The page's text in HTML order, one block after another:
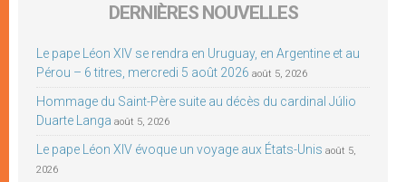
DERNIÈRES NOUVELLES
Le pape Léon XIV se rendra en Uruguay, en Argentine et au
Pérou – 6 titres, mercredi 5 août 2026 août 5, 2026
Hommage du Saint-Père suite au décès du cardinal Júlio
Duarte Langa août 5, 2026
Le pape Léon XIV évoque un voyage aux États-Unis août 5,
2026